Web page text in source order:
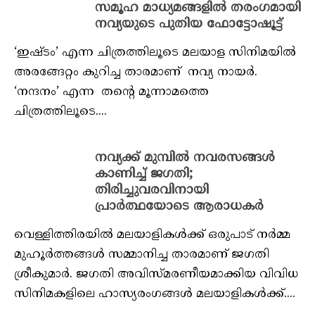
സമൂഹ മാധ്യമങ്ങളിൽ തരംഗമായി
നവ്യയുടെ പുതിയ ഫോട്ടോഷൂട്ട്
‘ഇഷ്ടം’ എന്ന ചിത്രത്തിലൂടെ മലയാള സിനിമയിൽ
അരങ്ങേറ്റം കുറിച്ച താരമാണ് നവ്യ നായർ.
‘നന്ദനം’ എന്ന തന്റെ മൂന്നാമത്തെ
ചിത്രത്തിലൂടെ....
നവ്യക്ക് മുമ്പിൽ നവരസങ്ങൾ
കാണിച്ച് ജഗതി;
തിരിച്ചുവരവിനായി
പ്രാർത്ഥയോടെ ആരാധകർ
വെള്ളിത്തിരയില്‍ മലയാളികള്‍ക്ക് ഒരുപാട് നര്‍മ്മ
മുഹൂര്‍ത്തങ്ങള്‍ സമ്മാനിച്ച താരമാണ് ജഗതി
ശ്രീകുമാര്‍. ജഗതി അവിസ്മരണീയമാക്കിയ വിവിധ
സിനിമകളിലെ ഹാസ്യരംഗങ്ങള്‍ മലയാളികൾക്ക്....